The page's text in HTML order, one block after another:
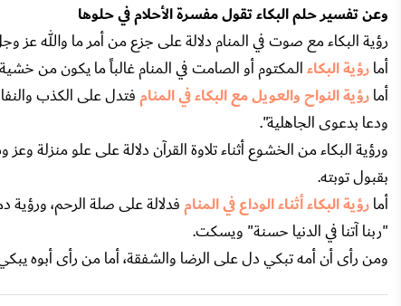
وعن تفسير حلم البكاء تقول مفسرة الأحلام في حلوها
رؤية البكاء مع صوت في المنام دلالة على جزع من أمر ما والله
أمارؤية البكاءالمكتوم أو الصامت في المنام غالباً ما يكون من خشية
أمارؤية النواح والعويل مع البكاء في المنامفتدل على الكذب
ودعا بدعوى الجاهلية".
ورؤية البكاء من الخشوع أثناء تلاوة القرآن دلالة على علو منزلة
بقبول توبته.
أمارؤية البكاء أثناء الوداع في المنامفدلالة على صلة الرحم، ورؤية
"ربنا آتنا في الدنيا حسنة" ويسكت.
ومن رأى أن أمه تبكي دل على الرضا والشفقة، أما من رأى أبوه